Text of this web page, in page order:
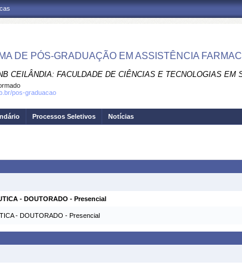
DE PÓS-GRADUAÇÃO EM ASSISTÊNCIA
CEILÂNDIA: FACULDADE DE CIÊNCIAS E TECNOLOGIAS EM
pos-graduacao
Processos Seletivos Notícias
- DOUTORADO - Presencial
- DOUTORADO - Presencial